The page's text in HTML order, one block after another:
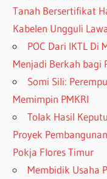
Tanah Bersertifikat
Kabelen Ungguli
POC Dari IKTL Di
Menjadi Berkah bagi
Somi Sili:
Memimpin PMKRI
Tolak Hasil
Proyek
Pokja Flores Timur
Membidik Usaha